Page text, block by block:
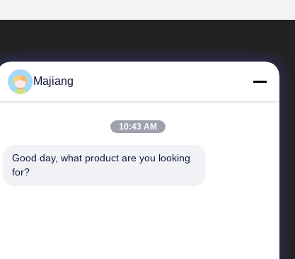
Быстрые Ссылки
Majiang
10:43 AM
Good day, what product are you looking
for?